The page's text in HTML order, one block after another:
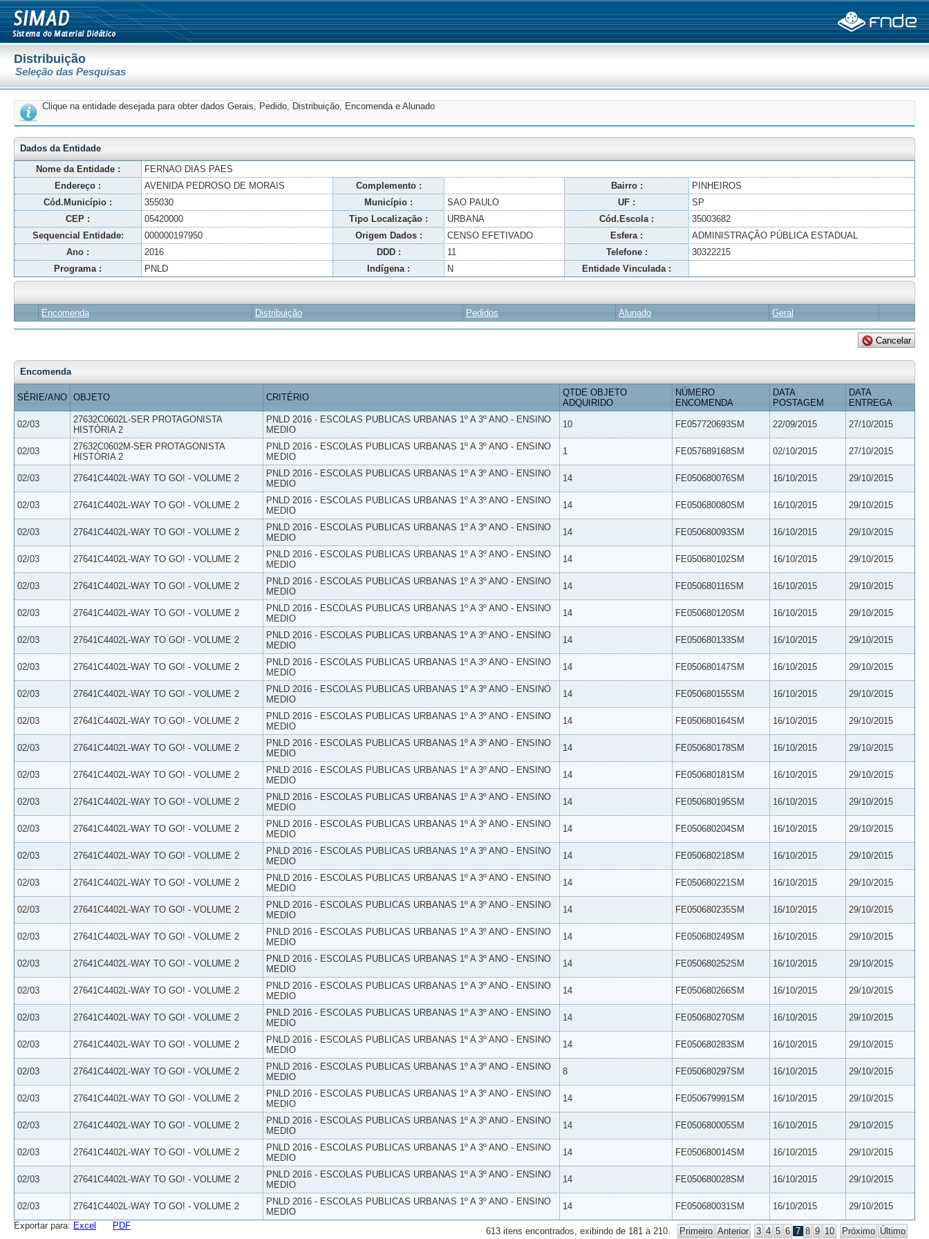
Distribuição
Seleção das Pesquisas
Clique na entidade desejada para obter dados Gerais, Pedido, Distribuição, Encomenda e Alunado
Dados da Entidade
Nome da Entidade :
FERNAO DIAS PAES
Endereço :
AVENIDA PEDROSO DE MORAIS Complemento : Bairro :
PINHEIROS
Cód.Município :
355030 Município : SAO PAULO UF :
SP
CEP :
05420000 Tipo Localização : URBANA Cód.Escola :
35003682
Sequencial Entidade:
000000197950 Origem Dados : CENSO EFETIVADO Esfera :
ADMINISTRAÇÃO PÚBLICA ESTADUAL
Ano :
2016 DDD : 11 Telefone :
30322215
Programa :
PNLD Indígena : N Entidade Vinculada :
Encomenda Distribuição Pedidos Alunado Geral
Encomenda
SÉRIE/ANO OBJETO CRITÉRIO
QTDE OBJETO
ADQUIRIDO
NÚMERO
ENCOMENDA
DATA
POSTAGEM
DATA
ENTREGA
02/03
27632C0602L-SER PROTAGONISTA
HISTÓRIA 2
PNLD 2016 - ESCOLAS PUBLICAS URBANAS 1º A 3º ANO - ENSINO
MEDIO
10 FE057720693SM 22/09/2015 27/10/2015
02/03
27632C0602M-SER PROTAGONISTA
HISTÓRIA 2
PNLD 2016 - ESCOLAS PUBLICAS URBANAS 1º A 3º ANO - ENSINO
MEDIO
1 FE057689168SM 02/10/2015 27/10/2015
02/03 27641C4402L-WAY TO GO! - VOLUME 2
PNLD 2016 - ESCOLAS PUBLICAS URBANAS 1º A 3º ANO - ENSINO
MEDIO
14 FE050680076SM 16/10/2015 29/10/2015
02/03 27641C4402L-WAY TO GO! - VOLUME 2
PNLD 2016 - ESCOLAS PUBLICAS URBANAS 1º A 3º ANO - ENSINO
MEDIO
14 FE050680080SM 16/10/2015 29/10/2015
02/03 27641C4402L-WAY TO GO! - VOLUME 2
PNLD 2016 - ESCOLAS PUBLICAS URBANAS 1º A 3º ANO - ENSINO
MEDIO
14 FE050680093SM 16/10/2015 29/10/2015
02/03 27641C4402L-WAY TO GO! - VOLUME 2
PNLD 2016 - ESCOLAS PUBLICAS URBANAS 1º A 3º ANO - ENSINO
MEDIO
14 FE050680102SM 16/10/2015 29/10/2015
02/03 27641C4402L-WAY TO GO! - VOLUME 2
PNLD 2016 - ESCOLAS PUBLICAS URBANAS 1º A 3º ANO - ENSINO
MEDIO
14 FE050680116SM 16/10/2015 29/10/2015
02/03 27641C4402L-WAY TO GO! - VOLUME 2
PNLD 2016 - ESCOLAS PUBLICAS URBANAS 1º A 3º ANO - ENSINO
MEDIO
14 FE050680120SM 16/10/2015 29/10/2015
02/03 27641C4402L-WAY TO GO! - VOLUME 2
PNLD 2016 - ESCOLAS PUBLICAS URBANAS 1º A 3º ANO - ENSINO
MEDIO
14 FE050680133SM 16/10/2015 29/10/2015
02/03 27641C4402L-WAY TO GO! - VOLUME 2
PNLD 2016 - ESCOLAS PUBLICAS URBANAS 1º A 3º ANO - ENSINO
MEDIO
14 FE050680147SM 16/10/2015 29/10/2015
02/03 27641C4402L-WAY TO GO! - VOLUME 2
PNLD 2016 - ESCOLAS PUBLICAS URBANAS 1º A 3º ANO - ENSINO
MEDIO
14 FE050680155SM 16/10/2015 29/10/2015
02/03 27641C4402L-WAY TO GO! - VOLUME 2
PNLD 2016 - ESCOLAS PUBLICAS URBANAS 1º A 3º ANO - ENSINO
MEDIO
14 FE050680164SM 16/10/2015 29/10/2015
02/03 27641C4402L-WAY TO GO! - VOLUME 2
PNLD 2016 - ESCOLAS PUBLICAS URBANAS 1º A 3º ANO - ENSINO
MEDIO
14 FE050680178SM 16/10/2015 29/10/2015
02/03 27641C4402L-WAY TO GO! - VOLUME 2
PNLD 2016 - ESCOLAS PUBLICAS URBANAS 1º A 3º ANO - ENSINO
MEDIO
14 FE050680181SM 16/10/2015 29/10/2015
02/03 27641C4402L-WAY TO GO! - VOLUME 2
PNLD 2016 - ESCOLAS PUBLICAS URBANAS 1º A 3º ANO - ENSINO
MEDIO
14 FE050680195SM 16/10/2015 29/10/2015
02/03 27641C4402L-WAY TO GO! - VOLUME 2
PNLD 2016 - ESCOLAS PUBLICAS URBANAS 1º A 3º ANO - ENSINO
MEDIO
14 FE050680204SM 16/10/2015 29/10/2015
02/03 27641C4402L-WAY TO GO! - VOLUME 2
PNLD 2016 - ESCOLAS PUBLICAS URBANAS 1º A 3º ANO - ENSINO
MEDIO
14 FE050680218SM 16/10/2015 29/10/2015
02/03 27641C4402L-WAY TO GO! - VOLUME 2
PNLD 2016 - ESCOLAS PUBLICAS URBANAS 1º A 3º ANO - ENSINO
MEDIO
14 FE050680221SM 16/10/2015 29/10/2015
02/03 27641C4402L-WAY TO GO! - VOLUME 2
PNLD 2016 - ESCOLAS PUBLICAS URBANAS 1º A 3º ANO - ENSINO
MEDIO
14 FE050680235SM 16/10/2015 29/10/2015
02/03 27641C4402L-WAY TO GO! - VOLUME 2
PNLD 2016 - ESCOLAS PUBLICAS URBANAS 1º A 3º ANO - ENSINO
MEDIO
14 FE050680249SM 16/10/2015 29/10/2015
02/03 27641C4402L-WAY TO GO! - VOLUME 2
PNLD 2016 - ESCOLAS PUBLICAS URBANAS 1º A 3º ANO - ENSINO
MEDIO
14 FE050680252SM 16/10/2015 29/10/2015
02/03 27641C4402L-WAY TO GO! - VOLUME 2
PNLD 2016 - ESCOLAS PUBLICAS URBANAS 1º A 3º ANO - ENSINO
MEDIO
14 FE050680266SM 16/10/2015 29/10/2015
02/03 27641C4402L-WAY TO GO! - VOLUME 2
PNLD 2016 - ESCOLAS PUBLICAS URBANAS 1º A 3º ANO - ENSINO
MEDIO
14 FE050680270SM 16/10/2015 29/10/2015
02/03 27641C4402L-WAY TO GO! - VOLUME 2
PNLD 2016 - ESCOLAS PUBLICAS URBANAS 1º A 3º ANO - ENSINO
MEDIO
14 FE050680283SM 16/10/2015 29/10/2015
02/03 27641C4402L-WAY TO GO! - VOLUME 2
PNLD 2016 - ESCOLAS PUBLICAS URBANAS 1º A 3º ANO - ENSINO
MEDIO
8 FE050680297SM 16/10/2015 29/10/2015
02/03 27641C4402L-WAY TO GO! - VOLUME 2
PNLD 2016 - ESCOLAS PUBLICAS URBANAS 1º A 3º ANO - ENSINO
MEDIO
14 FE050679991SM 16/10/2015 29/10/2015
02/03 27641C4402L-WAY TO GO! - VOLUME 2
PNLD 2016 - ESCOLAS PUBLICAS URBANAS 1º A 3º ANO - ENSINO
MEDIO
14 FE050680005SM 16/10/2015 29/10/2015
02/03 27641C4402L-WAY TO GO! - VOLUME 2
PNLD 2016 - ESCOLAS PUBLICAS URBANAS 1º A 3º ANO - ENSINO
MEDIO
14 FE050680014SM 16/10/2015 29/10/2015
02/03 27641C4402L-WAY TO GO! - VOLUME 2
PNLD 2016 - ESCOLAS PUBLICAS URBANAS 1º A 3º ANO - ENSINO
MEDIO
14 FE050680028SM 16/10/2015 29/10/2015
02/03 27641C4402L-WAY TO GO! - VOLUME 2
PNLD 2016 - ESCOLAS PUBLICAS URBANAS 1º A 3º ANO - ENSINO
MEDIO
14 FE050680031SM 16/10/2015 29/10/2015
613 itens encontrados, exibindo de 181 à 210. Primeiro Anterior 3 4 5 6 7 8 9 10 Próximo Último
Exportar para: Excel PDF